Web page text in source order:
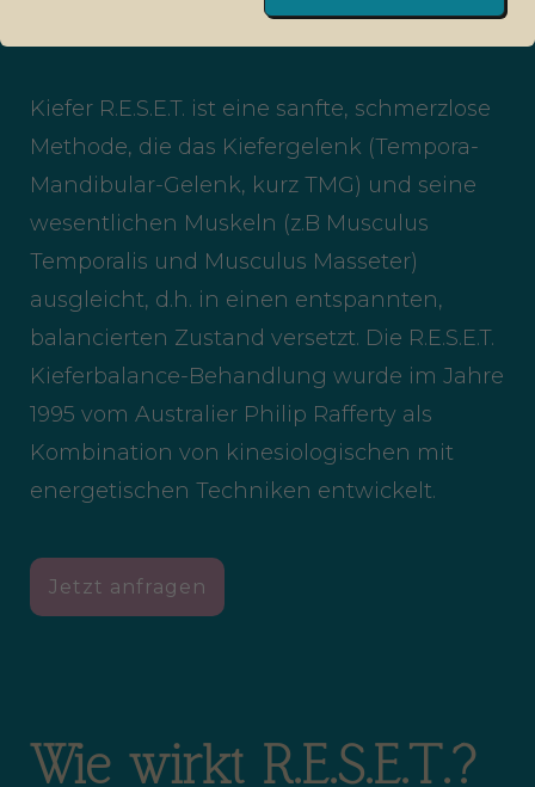
Kiefer R.E.S.E.T.
Kiefer R.E.S.E.T. ist eine sanfte, schmerzlose
Methode, die das Kiefergelenk (Tempora-
Mandibular-Gelenk, kurz TMG) und seine
wesentlichen Muskeln (z.B Musculus
Temporalis und Musculus Masseter)
ausgleicht, d.h. in einen entspannten,
balancierten Zustand versetzt. Die R.E.S.E.T.
Kieferbalance-Behandlung wurde im Jahre
1995 vom Australier Philip Rafferty als
Kombination von kinesiologischen mit
energetischen Techniken entwickelt.
Jetzt anfragen
Wie wirkt R.E.S.E.T.?